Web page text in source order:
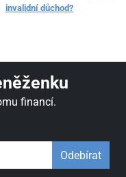
invalidní důchod?
financí.
Odebírat